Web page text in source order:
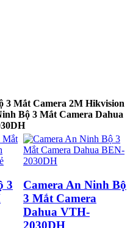
3 Mắt Camera 2M Hikvision
Bộ 3 Mắt Camera Dahua
3
Camera An Ninh Bộ
3 Mắt Camera
Dahua VTH-
2030DH